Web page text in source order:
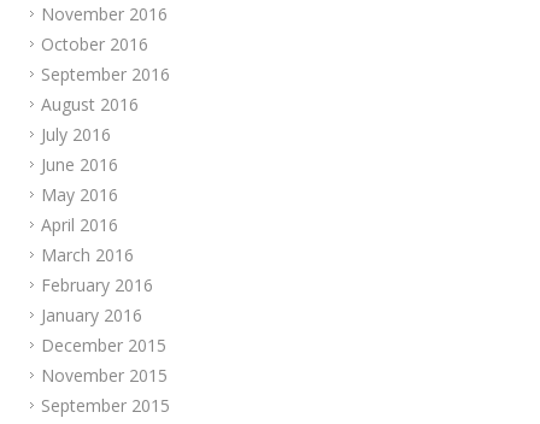
November 2016
October 2016
September 2016
August 2016
July 2016
June 2016
May 2016
April 2016
March 2016
February 2016
January 2016
December 2015
November 2015
September 2015